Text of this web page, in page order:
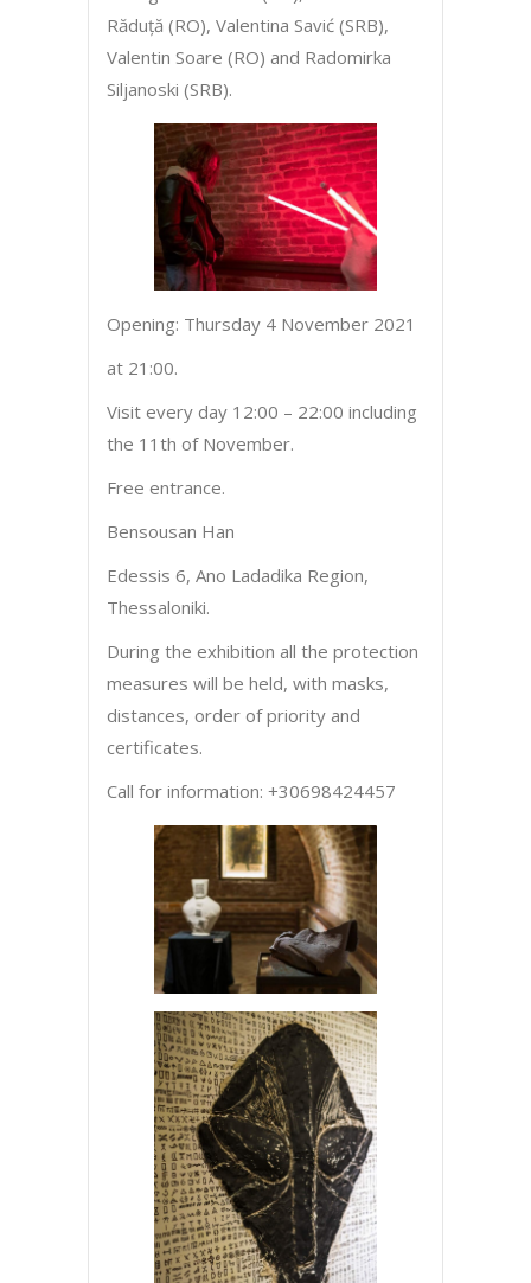
Răduță (RO), Valentina Savić (SRB),
Valentin Soare (RO) and Radomirka
Siljanoski (SRB).
Opening: Thursday 4 November 2021
at 21:00.
Visit every day 12:00 – 22:00 including
the 11th of November.
Free entrance.
Bensousan Han
Edessis 6, Ano Ladadika Region,
Thessaloniki.
During the exhibition all the protection
measures will be held, with masks,
distances, order of priority and
certificates.
Call for information: +30698424457